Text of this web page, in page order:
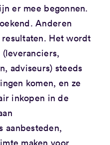
er mee begonnen.
Anderen
Het wordt
adviseurs) steeds
komen, en ze
inkopen in de
aanbesteden,